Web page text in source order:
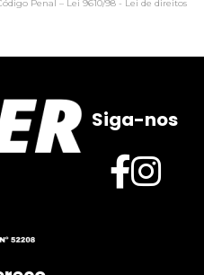
Penal – Lei 9610/98 - Lei de direitos
Siga-nos